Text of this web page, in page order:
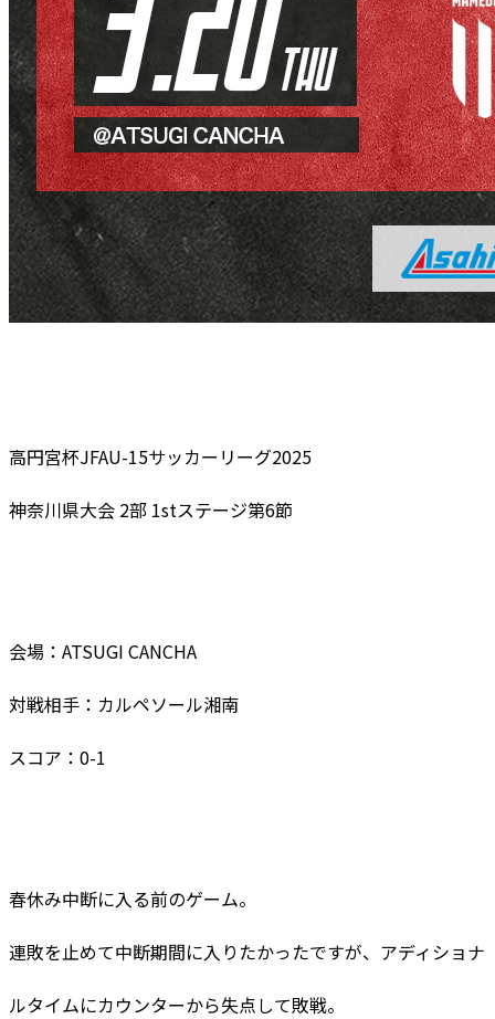
高円宮杯JFAU-15サッカーリーグ2025
神奈川県大会 2部 1stステージ第6節
会場：ATSUGI CANCHA
対戦相手：カルペソール湘南
スコア：0-1
春休み中断に入る前のゲーム。
連敗を止めて中断期間に入りたかったですが、アディショナ
ルタイムにカウンターから失点して敗戦。